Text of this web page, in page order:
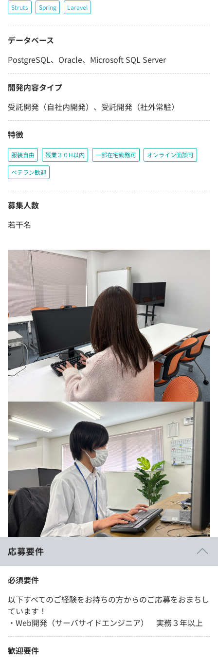
Struts Spring Laravel
データベース
PostgreSQL、Oracle、Microsoft SQL Server
開発内容タイプ
受託開発（自社内開発）、受託開発（社外常駐）
特徴
服装自由 残業３０H以内 一部在宅勤務可 オンライン面談可
ベテラン歓迎
募集人数
若干名
応募要件
必須要件
以下すべてのご経験をお持ちの方からのご応募をおまちし
ています！
・Web開発（サーバサイドエンジニア） 実務３年以上
歓迎要件